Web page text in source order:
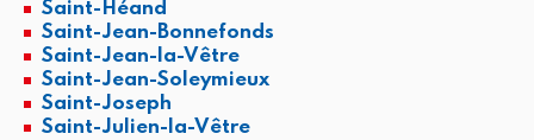
Saint-Héand
Saint-Jean-Bonnefonds
Saint-Jean-la-Vêtre
Saint-Jean-Soleymieux
Saint-Joseph
Saint-Julien-la-Vêtre